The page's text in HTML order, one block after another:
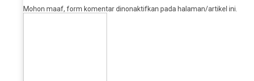
Mohon maaf, form komentar dinonaktifkan pada halaman/artikel ini.